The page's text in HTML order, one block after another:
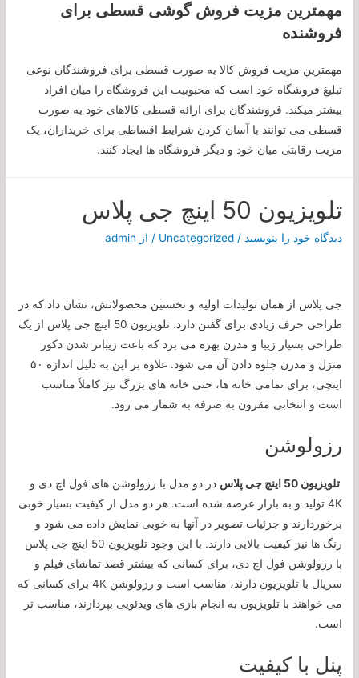
مهمترین مزیت فروش گوشی قسطی برای
فروشنده
مهمترین مزیت فروش کالا به صورت قسطی برای فروشندگان نوعی
تبلیغ فروشگاه خود است که محبوبیت این فروشگاه را میان افراد
بیشتر میکند. فروشندگان برای ارائه قسطی کالاهای خود به صورت
قسطی می توانند با آسان کردن شرایط اقساطی برای خریداران، یک
مزیت رقابتی میان خود و دیگر فروشگاه ها ایجاد کنند.
تلویزیون 50 اینچ جی پلاس
دیدگاه‌ خود را بنویسید /
Uncategorized / از admin
جی پلاس از همان تولیدات اولیه و نخستین محصولاتش، نشان داد که در
طراحی حرف زیادی برای گفتن دارد. تلویزیون 50 اینچ جی پلاس از یک
طراحی بسیار زیبا و مدرن بهره می برد که باعث زیباتر شدن دکور
منزل و مدرن جلوه دادن آن می شود. علاوه بر این به دلیل اندازه ۵۰
اینچی، برای تمامی خانه ها، حتی خانه های بزرگ نیز کاملاً مناسب
است و انتخابی مقرون به صرفه به شمار می رود.
رزولوشن
تلویزیون 50 اینچ جی پلاس
در دو مدل با رزولوشن های فول اچ دی و
4K تولید و به بازار عرضه شده است. هر دو مدل از کیفیت بسیار خوبی
برخوردارند و جزئیات تصویر در آنها به خوبی نمایش داده می شود و
رنگ ها نیز کیفیت بالایی دارند. با این وجود تلویزیون 50 اینچ جی پلاس
با رزولوشن فول اچ دی، برای کسانی که بیشتر قصد تماشای فیلم و
سریال با تلویزیون دارند، مناسب است و رزولوشن 4K برای کسانی که
می خواهند با تلویزیون به انجام بازی های ویدئویی بپردازند، مناسب تر
است.
پنل با کیفیت